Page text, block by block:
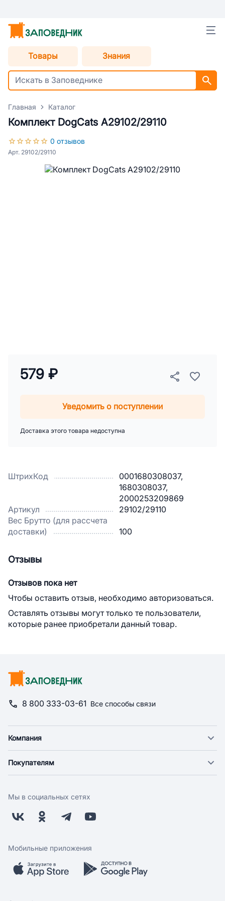
Товары Знания
Главная Каталог
Комплект DogCats A29102/29110
0 отзывов
Арт. 29102/29110
ШтрихКод
0001680308037,
1680308037,
2000253209869
Артикул
29102/29110
Вес Брутто (для рассчета
доставки)
100
579 ₽
Уведомить о поступлении
Доставка этого товара недоступна
Отзывы
Отзывов пока нет
Чтобы оставить отзыв, необходимо авторизоваться.
Оставлять отзывы могут только те пользователи,
которые ранее приобретали данный товар.
8 800 333-03-61 Все способы связи
Компания
Новости
Поставщикам
Заводчикам
Обратная связь
Покупателям
Оплата
Бонусная программа
Скидки и акции
Мобильное приложение
Мы в социальных сетях
Мобильные приложения